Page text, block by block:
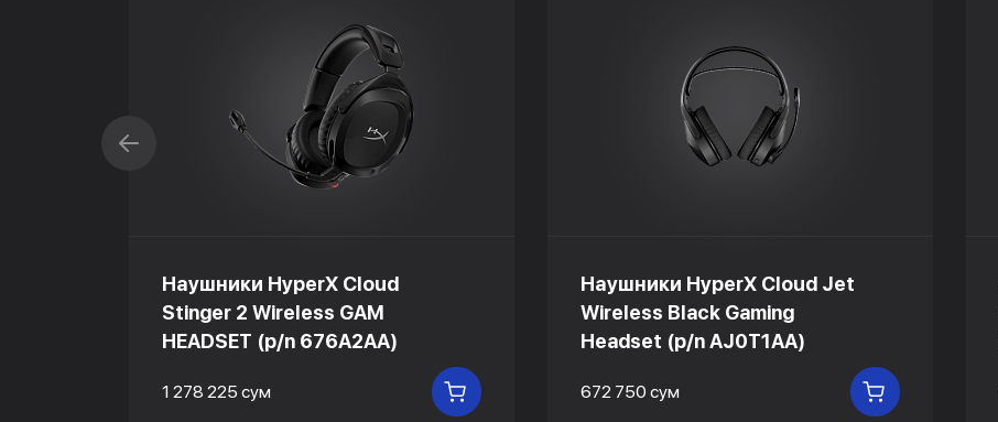
Наушники HyperX Cloud
Stinger 2 Wireless GAM
HEADSET (p/n 676A2AA)
1 278 225 сум В КОРЗИНУ
Наушники HyperX Cloud Jet
Wireless Black Gaming
Headset (p/n AJ0T1AA)
672 750 сум В КОРЗИНУ